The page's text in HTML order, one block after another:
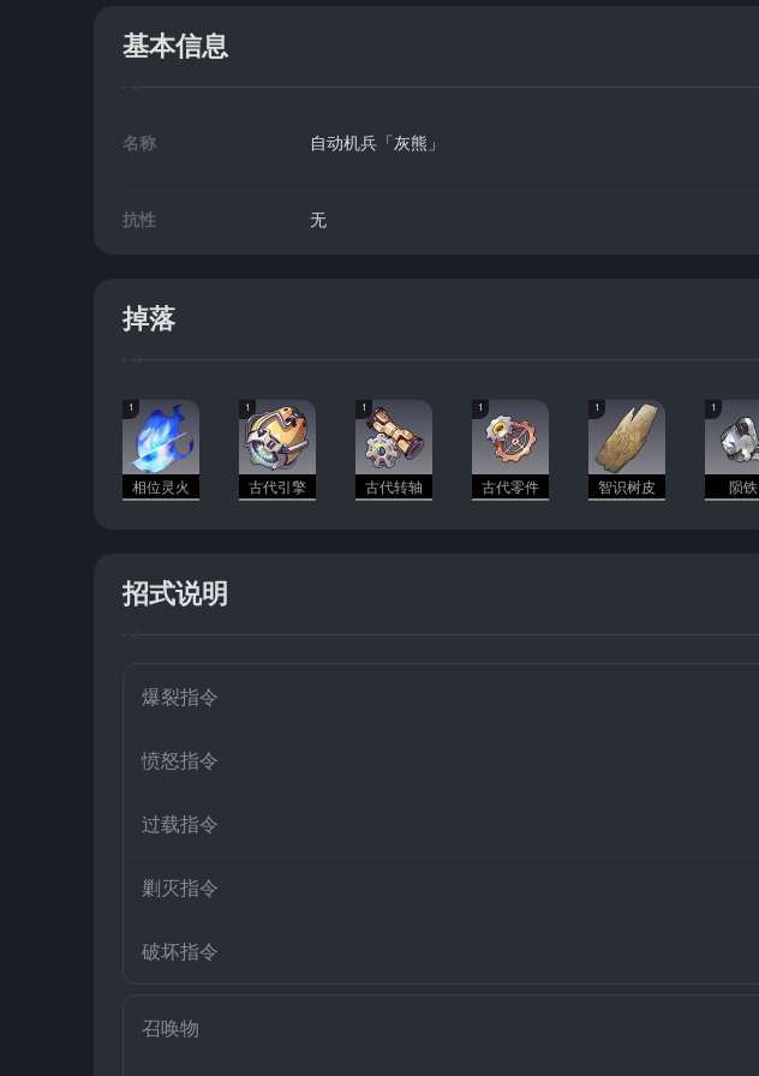
基本信息
名称 自动机兵「灰熊」
抗性 无
掉落
1
相位灵火
1
古代引擎
1
古代转轴
1
古代零件
1
智识树皮
1
陨铁
招式说明
爆裂指令
愤怒指令
过载指令
剿灭指令
破坏指令
召唤物